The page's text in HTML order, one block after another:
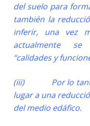
del suelo para
también la
inferir, una vez
actualmente se
“calidades y
(iii) Por lo tanto
lugar a una
del medio edáfico.